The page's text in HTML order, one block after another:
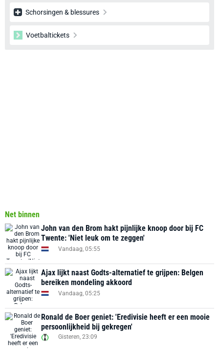
Schorsingen & blessures
Voetbaltickets
Net binnen
John van den Brom hakt pijnlijke knoop door bij FC
Twente: 'Niet leuk om te zeggen'
Vandaag, 05:55
Ajax lijkt naast Godts-alternatief te grijpen: Belgen
bereiken mondeling akkoord
Vandaag, 05:25
Ronald de Boer geniet: 'Eredivisie heeft er een mooie
persoonlijkheid bij gekregen'
Gisteren, 23:09